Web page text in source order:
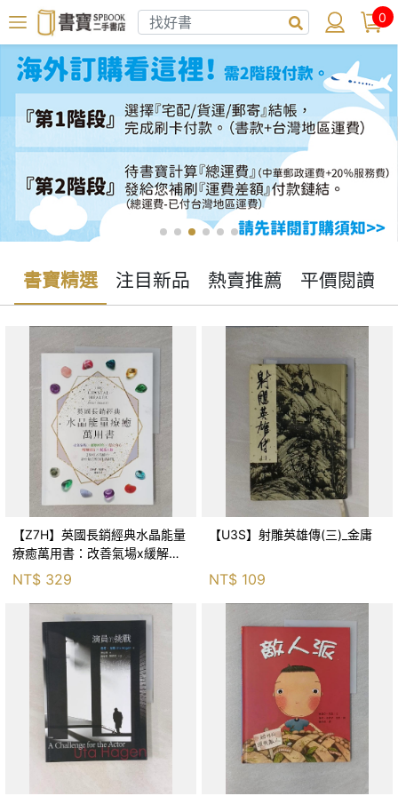
0
書寶精選 注目新品 熱賣推薦 平價閱讀
【Z7H】英國長銷經典水晶能量
療癒萬用書：改善氣場x緩解疼
痛x穩定身心x增加財富x促進人
緣，250種水晶礦石給你最完整
的生活對策_菲利
NT$ 329
【U3S】射雕英雄傳(三)_金庸
NT$ 109